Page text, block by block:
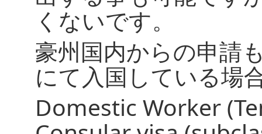
くないです。
豪州国内からの申請
にて入国している場
Domestic Worker